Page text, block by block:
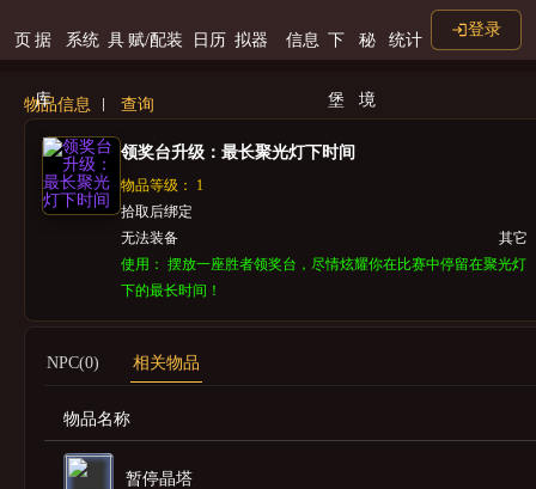
页 据
库
系统 具 赋/配装 日历 拟器 信息 下
堡
秘
境
统计
登录
物品信息 查询
领奖台升级：最长聚光灯下时间
物品等级： 1
拾取后绑定
无法装备
其它
使用： 摆放一座胜者领奖台，尽情炫耀你在比赛中停留在聚光灯
下的最长时间！
NPC(0) 相关物品
物品名称
暂停晶塔